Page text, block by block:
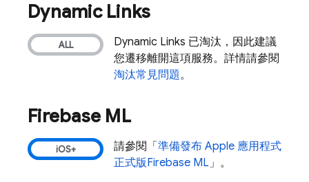
Dynamic Links
Dynamic Links 已淘汰，因此建議
您遷移離開這項服務。詳情請參閱
淘汰常見問題。
Firebase ML
請參閱「 準備發布 Apple 應用程式
正式版Firebase ML」。